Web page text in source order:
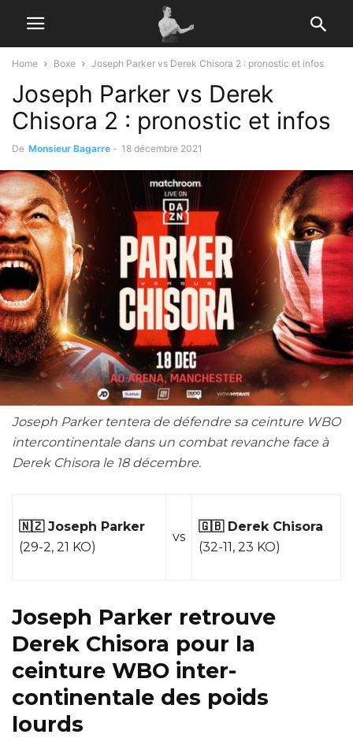
Home Boxe Joseph Parker vs Derek Chisora 2 : pronostic et infos
Joseph Parker vs Derek
Chisora 2 : pronostic et infos
De Monsieur Bagarre - 18 décembre 2021
Joseph Parker tentera de défendre sa ceinture WBO
intercontinentale dans un combat revanche face à
Derek Chisora le 18 décembre.
🇳🇿 Joseph Parker
(29-2, 21 KO)
vs
🇬🇧 Derek Chisora
(32-11, 23 KO)
Joseph Parker retrouve
Derek Chisora pour la
ceinture WBO inter-
continentale des poids
lourds